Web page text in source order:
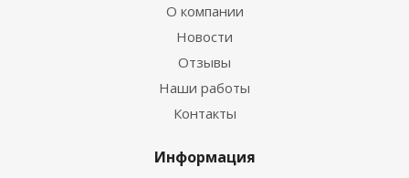
О компании
Новости
Отзывы
Наши работы
Контакты
Информация